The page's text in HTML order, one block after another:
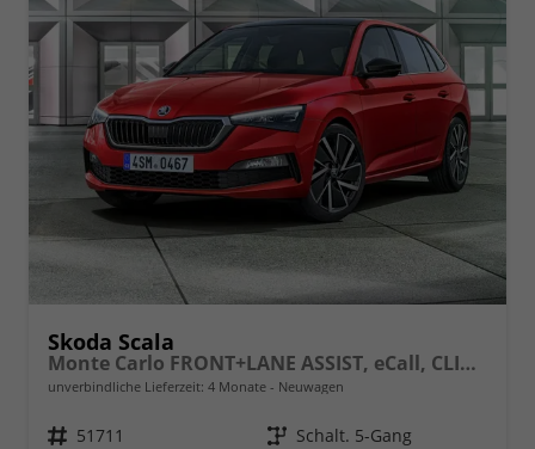
Skoda Scala
Monte Carlo FRONT+LANE ASSIST, eCall, CLIMATRONIC, SmartLink, Sitzhzg., Einparkhilfe, FULL LED, Panoramadach, LIGHT+RAIN Alarm, Tempomat m. Speedlimiter, 17" ALU uvm.
unverbindliche Lieferzeit: 4 Monate Neuwagen
Fahrzeugnr. 51711 Getriebe Schalt. 5-Gang